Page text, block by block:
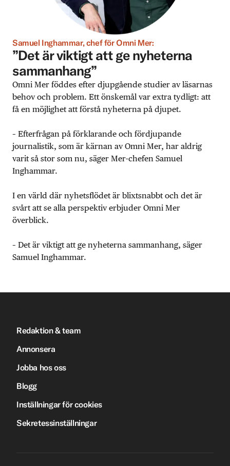
Samuel Inghammar, chef för Omni Mer:
”Det är viktigt att ge nyheterna
sammanhang”
Omni Mer föddes efter djupgående studier av läsarnas
behov och problem. Ett önskemål var extra tydligt: att
få en möjlighet att förstå nyheterna på djupet.
– Efterfrågan på förklarande och fördjupande
journalistik, som är kärnan av Omni Mer, har aldrig
varit så stor som nu, säger Mer-chefen Samuel
Inghammar.
I en värld där nyhetsflödet är blixtsnabbt och det är
svårt att se alla perspektiv erbjuder Omni Mer
överblick.
– Det är viktigt att ge nyheterna sammanhang, säger
Samuel Inghammar.
Redaktion & team
Annonsera
Jobba hos oss
Blogg
Inställningar för cookies
Sekretessinställningar